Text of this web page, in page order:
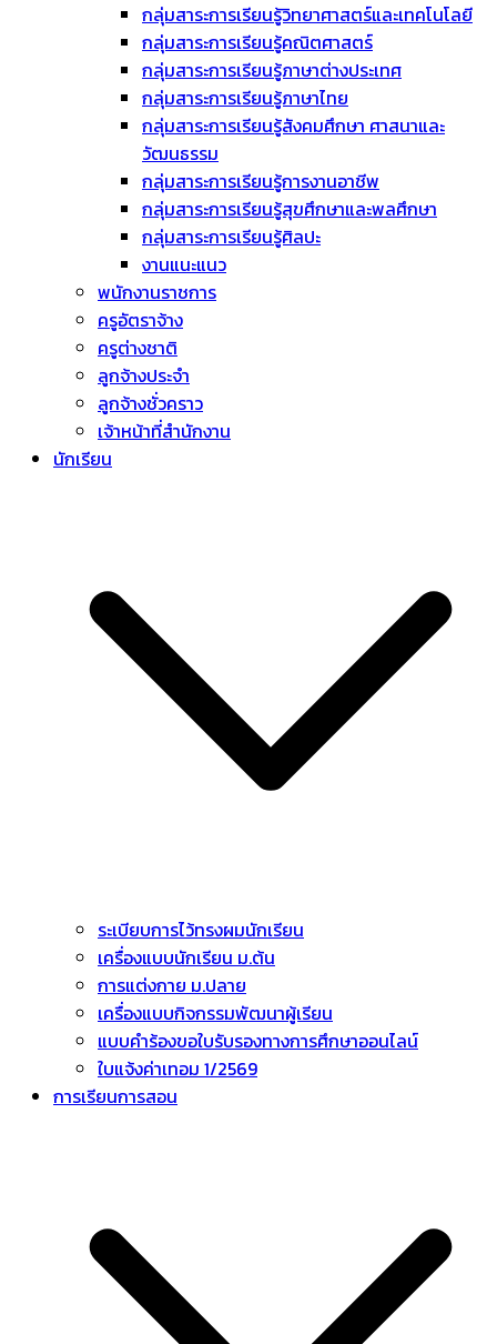
กลุ่มสาระการเรียนรู้วิทยาศาสตร์และเทคโนโลยี
กลุ่มสาระการเรียนรู้คณิตศาสตร์
กลุ่มสาระการเรียนรู้ภาษาต่างประเทศ
กลุ่มสาระการเรียนรู้ภาษาไทย
กลุ่มสาระการเรียนรู้สังคมศึกษา ศาสนาและ
วัฒนธรรม
กลุ่มสาระการเรียนรู้การงานอาชีพ
กลุ่มสาระการเรียนรู้สุขศึกษาและพลศึกษา
กลุ่มสาระการเรียนรู้ศิลปะ
งานแนะแนว
พนักงานราชการ
ครูอัตราจ้าง
ครูต่างชาติ
ลูกจ้างประจำ
ลูกจ้างชั่วคราว
เจ้าหน้าที่สำนักงาน
นักเรียน
ระเบียบการไว้ทรงผมนักเรียน
เครื่องแบบนักเรียน ม.ต้น
การแต่งกาย ม.ปลาย
เครื่องแบบกิจกรรมพัฒนาผู้เรียน
แบบคำร้องขอใบรับรองทางการศึกษาออนไลน์
ใบแจ้งค่าเทอม 1/2569
การเรียนการสอน